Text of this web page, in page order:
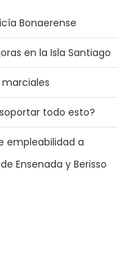
Bonaerense
en la Isla Santiago
todo esto?
empleabilidad a
Ensenada y Berisso